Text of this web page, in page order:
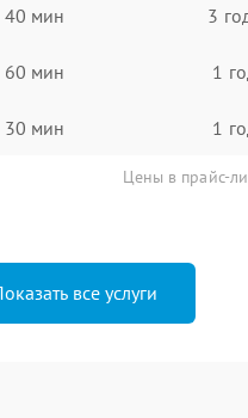
40 мин 3
60 мин 1
30 мин 1
Цены в прайс-
все услуги